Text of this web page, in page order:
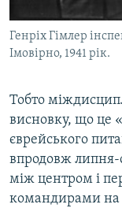
Генріх Гімлер
Імовірно, 1941 рік.
Тобто
висновку, що це
єврейського
впродовж липня-
між центром і
командирами на